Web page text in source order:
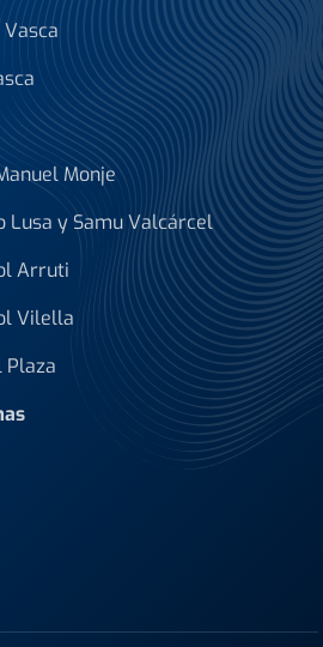
Monje
Lusa y Samu Valcárcel
Arruti
Vilella
Plaza